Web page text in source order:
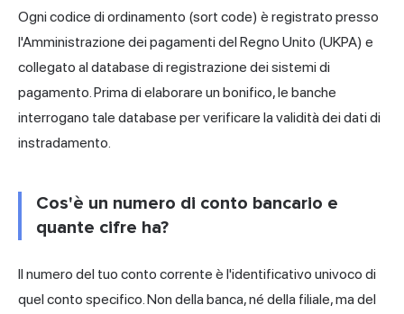
Ogni codice di ordinamento (sort code) è registrato presso
l'Amministrazione dei pagamenti del Regno Unito (UKPA) e
collegato al database di registrazione dei sistemi di
pagamento. Prima di elaborare un bonifico, le banche
interrogano tale database per verificare la validità dei dati di
instradamento.
Cos'è un numero di conto bancario e
quante cifre ha?
Il numero del tuo conto corrente è l'identificativo univoco di
quel conto specifico. Non della banca, né della filiale, ma del